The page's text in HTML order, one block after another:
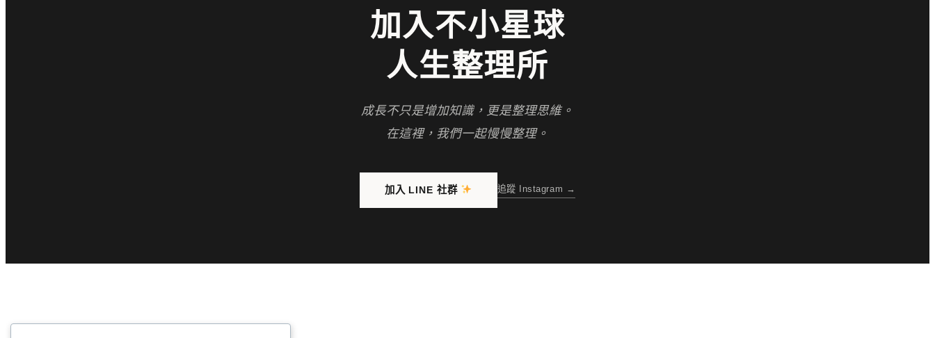
加入不小星球
人生整理所
成長不只是增加知識，更是整理思維。
在這裡，我們一起慢慢整理。
加入 LINE 社群 追蹤 Instagram →